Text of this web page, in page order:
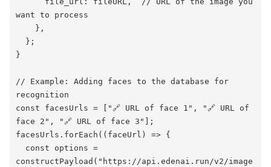
want to process
    },
  };
}
// Example: Adding faces to the database for
recognition
const facesUrls = ["🔗 URL of face 1", "🔗 URL of
face 2", "🔗 URL of face 3"];
facesUrls.forEach((faceUrl) => {
constructPayload("https://api.edenai.run/v2/image